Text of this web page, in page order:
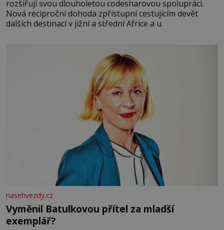
rozšiřují svou dlouholetou codesharovou spolupráci.
Nová reciproční dohoda zpřístupní cestujícím devět
dalších destinací v jižní a střední Africe a u
nasehvezdy.cz
Vyměnil Batulkovou přítel za mladší
exemplář?